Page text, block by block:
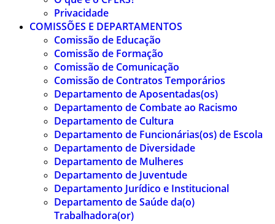
Privacidade
COMISSÕES E DEPARTAMENTOS
Comissão de Educação
Comissão de Formação
Comissão de Comunicação
Comissão de Contratos Temporários
Departamento de Aposentadas(os)
Departamento de Combate ao Racismo
Departamento de Cultura
Departamento de Funcionárias(os) de Escola
Departamento de Diversidade
Departamento de Mulheres
Departamento de Juventude
Departamento Jurídico e Institucional
Departamento de Saúde da(o)
Trabalhadora(or)